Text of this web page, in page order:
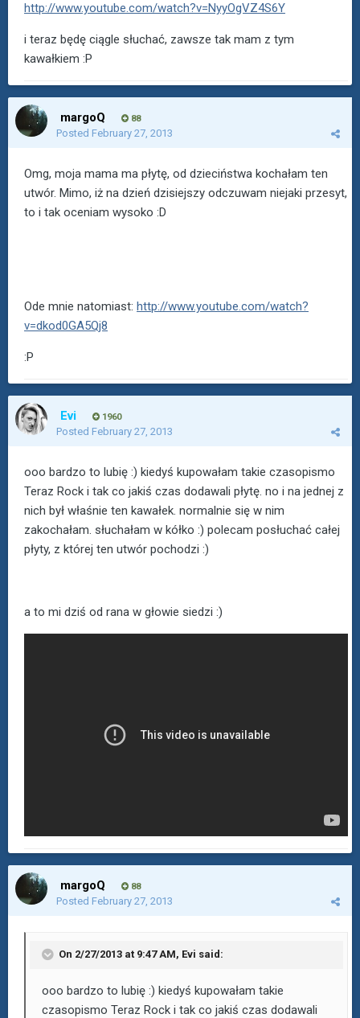
http://www.youtube.com/watch?v=NyyOgVZ4S6Y
i teraz będę ciągle słuchać, zawsze tak mam z tym
kawałkiem :P
margoQ 88
Posted February 27, 2013
Omg, moja mama ma płytę, od dzieciństwa kochałam ten
utwór. Mimo, iż na dzień dzisiejszy odczuwam niejaki przesyt,
to i tak oceniam wysoko :D
Ode mnie natomiast: http://www.youtube.com/watch?
v=dkod0GA5Qj8
:P
Evi 1960
Posted February 27, 2013
ooo bardzo to lubię :) kiedyś kupowałam takie czasopismo
Teraz Rock i tak co jakiś czas dodawali płytę. no i na jednej z
nich był właśnie ten kawałek. normalnie się w nim
zakochałam. słuchałam w kółko :) polecam posłuchać całej
płyty, z której ten utwór pochodzi :)
a to mi dziś od rana w głowie siedzi :)
margoQ 88
Posted February 27, 2013
On 2/27/2013 at 9:47 AM, Evi said:
ooo bardzo to lubię :) kiedyś kupowałam takie
czasopismo Teraz Rock i tak co jakiś czas dodawali